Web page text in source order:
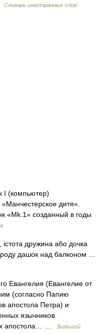
Словарь иностранных слов
I (компьютер)
дитя».
«Mk.1» созданный в годы
дружина або дочка
роду дашок над балконом …
Евангелия (Евангелие от
(согласно Папию
апостола Петра) и
язычников.
апостола… …
Большой